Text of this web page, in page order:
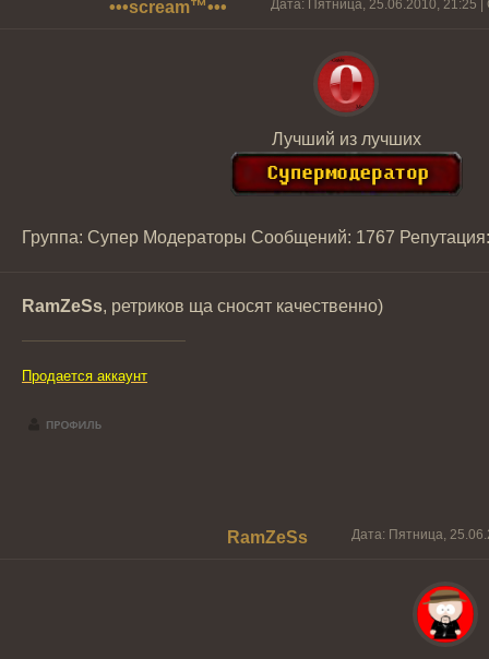
•••scream™••• Дата: Пятница, 25.06.2010, 21:25
Лучший из лучших
Группа: Супер Модераторы Сообщений: 1767
RamZeSs, ретриков ща сносят качественно)
Продается аккаунт
RamZeSs Дата: Пятница,